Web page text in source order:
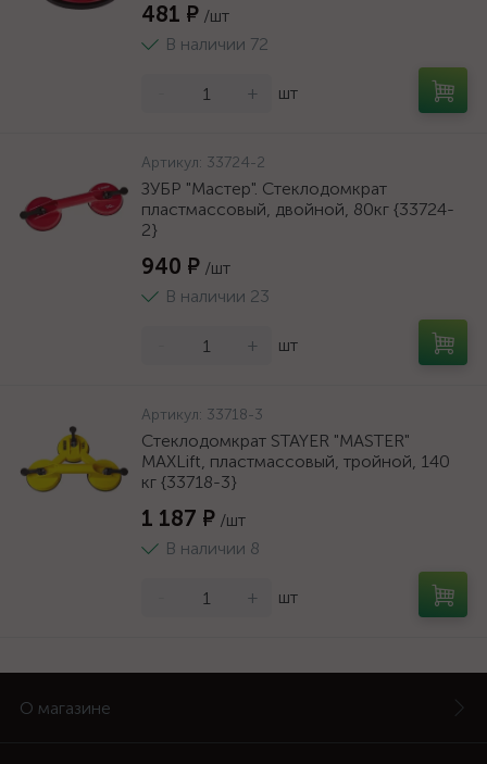
481 ₽ /шт
В наличии 72
+ шт
Артикул: 33724-2
ЗУБР "Мастер". Стеклодомкрат
пластмассовый, двойной, 80кг {33724-
2}
940 ₽ /шт
В наличии 23
+ шт
Артикул: 33718-3
Стеклодомкрат STAYER "MASTER"
MAXLift, пластмассовый, тройной, 140
кг {33718-3}
1 187 ₽ /шт
В наличии 8
+ шт
О магазине